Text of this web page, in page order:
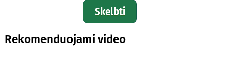
Skelbti
Rekomenduojami video